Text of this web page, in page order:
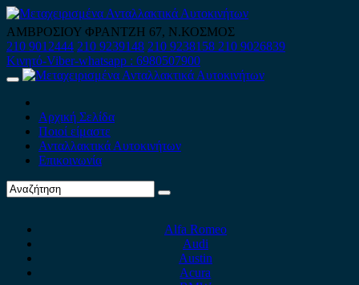
Skip
to
content
ΑΜΒΡΟΣΙΟΥ ΦΡΑΝΤΖΗ 67, Ν.ΚΟΣΜΟΣ
210 9012444 210 9239148 210 9238158 210 9026839
Κινητό-Viber-whatsapp : 6980507900
Primary
Αρχική Σελίδα
Ποιοί είμαστε
Ανταλλακτικά Αυτοκινήτων
Επικοινωνία
Alfa Romeo
Audi
Austin
Acura